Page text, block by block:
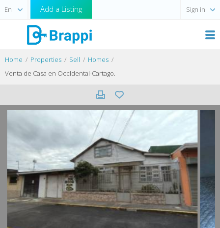
Add a Listing Sign in
Home Properties Sell
Homes
Venta de Casa en Occidental-Cartago.